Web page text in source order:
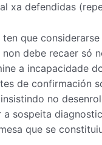
xa defendidas
que
debe recaer só
a incapacidade
de confirmación
no
a sospeita
que se